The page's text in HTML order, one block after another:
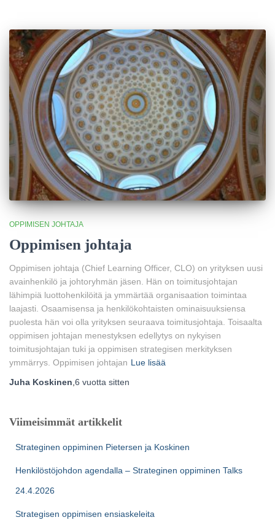
OPPIMISEN JOHTAJA
Oppimisen johtaja
Oppimisen johtaja (Chief Learning Officer, CLO) on yrityksen uusi
avainhenkilö ja johtoryhmän jäsen. Hän on toimitusjohtajan
lähimpiä luottohenkilöitä ja ymmärtää organisaation toimintaa
laajasti. Osaamisensa ja henkilökohtaisten ominaisuuksiensa
puolesta hän voi olla yrityksen seuraava toimitusjohtaja. Toisaalta
oppimisen johtajan menestyksen edellytys on nykyisen
toimitusjohtajan tuki ja oppimisen strategisen merkityksen
ymmärrys. Oppimisen johtajan Lue lisää
Juha Koskinen 6 vuotta sitten
Viimeisimmät artikkelit
Strateginen oppiminen Pietersen ja Koskinen
Henkilöstöjohdon agendalla – Strateginen oppiminen Talks
24.4.2026
Strategisen oppimisen ensiaskeleita